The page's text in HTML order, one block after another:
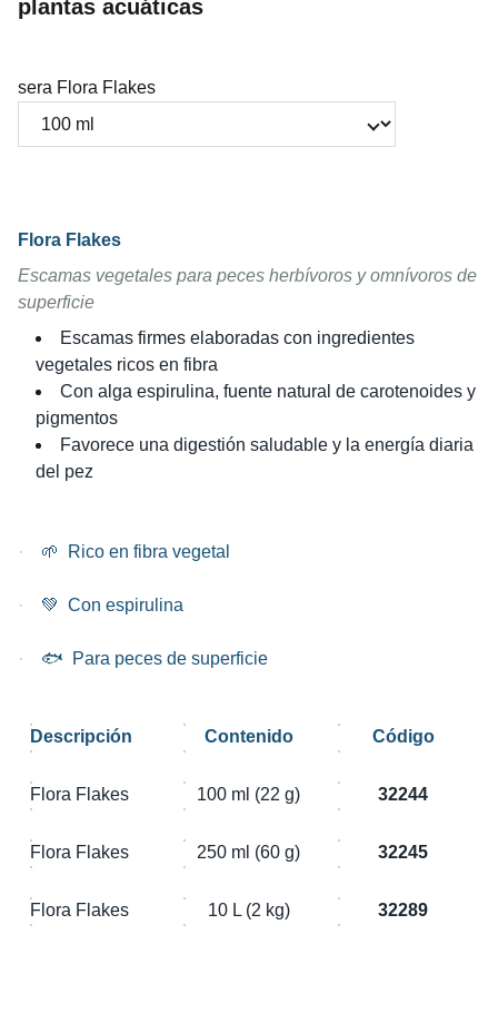
plantas acuáticas
sera Flora Flakes
Flora Flakes
Escamas vegetales para peces herbívoros y omnívoros de
superficie
Escamas firmes elaboradas con ingredientes
vegetales ricos en fibra
Con alga espirulina, fuente natural de carotenoides y
pigmentos
Favorece una digestión saludable y la energía diaria
del pez
· 🌱 Rico en fibra vegetal
· 💚 Con espirulina
· 🐟 Para peces de superficie
Descripción Contenido Código
Flora Flakes 100 ml (22 g) 32244
Flora Flakes 250 ml (60 g) 32245
Flora Flakes 10 L (2 kg) 32289